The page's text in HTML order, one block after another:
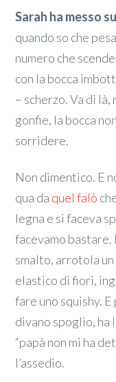
Sarah ha messo
quando so che
numero che
con la bocca
– scherzo. Va di
gonfie, la bocca
sorridere.
Non dimentico. E
qua da quel falò
legna e si faceva
facevamo
smalto, arrotola
elastico di fiori,
fare uno squishy.
divano spoglio, ha
“papà non mi ha
l’assedio.